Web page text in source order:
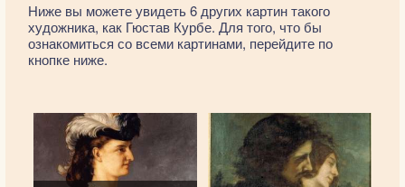
Ниже вы можете увидеть 6 других картин такого
художника, как Гюстав Курбе. Для того, что бы
ознакомиться со всеми картинами, перейдите по
кнопке ниже.